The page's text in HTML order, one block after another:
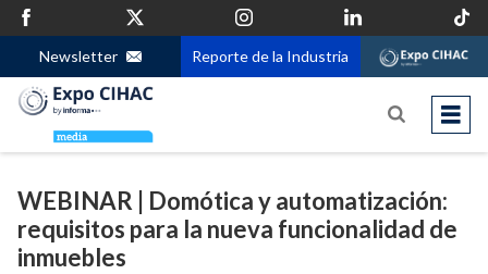
Newsletter Reporte de la Industria
WEBINAR | Domótica y automatización:
requisitos para la nueva funcionalidad de
inmuebles